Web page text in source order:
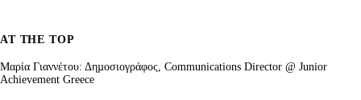
AT THE TOP
Μαρία Γιαννέτου: Δηµοσιογράφος, Communications Director @ Junior
Achievement Greece